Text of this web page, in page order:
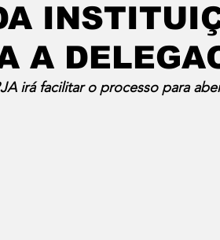
A
irá facilitar o processo para